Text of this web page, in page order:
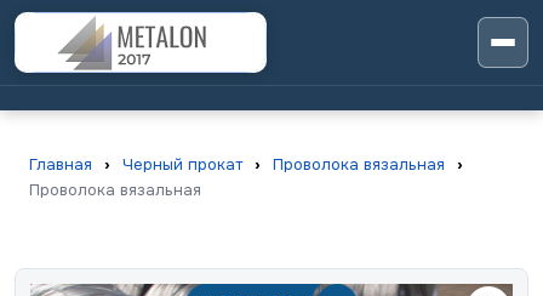
Главная › Черный прокат › Проволока вязальная
›
Проволока вязальная